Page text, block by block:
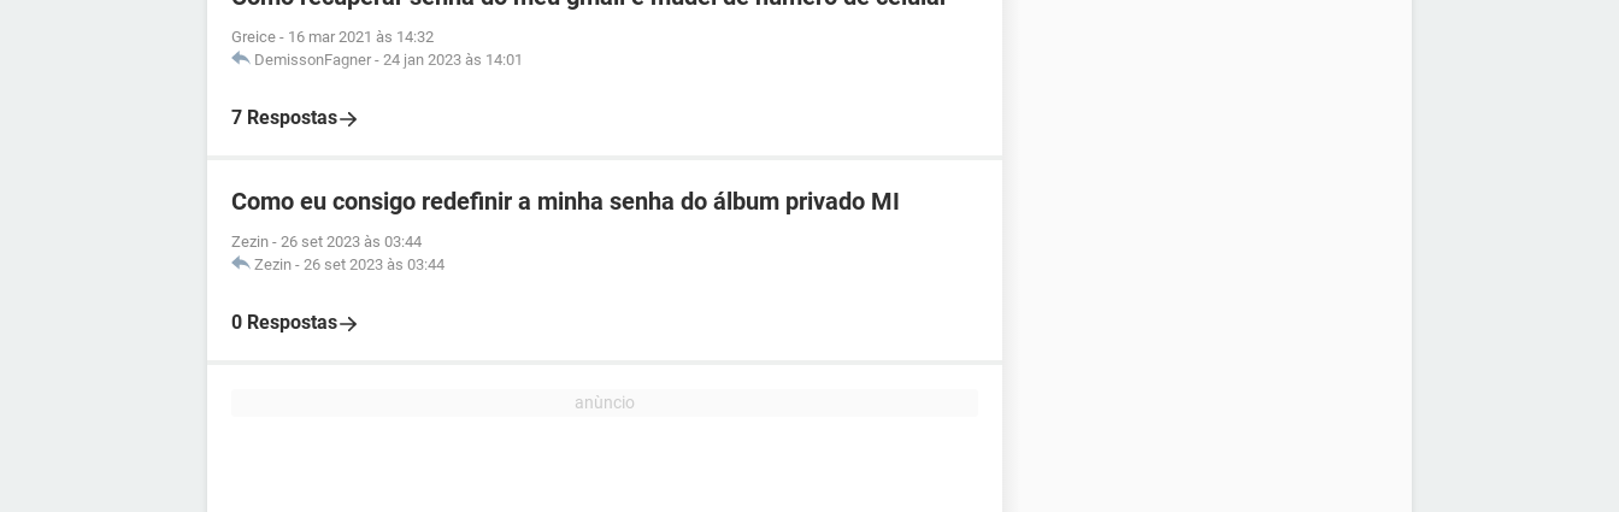
Greice - 16 mar 2021 às 14:32
DemissonFagner - 24 jan 2023 às 14:01
7 Respostas
Como eu consigo redefinir a minha senha do álbum privado MI
Zezin - 26 set 2023 às 03:44
Zezin - 26 set 2023 às 03:44
0 Respostas